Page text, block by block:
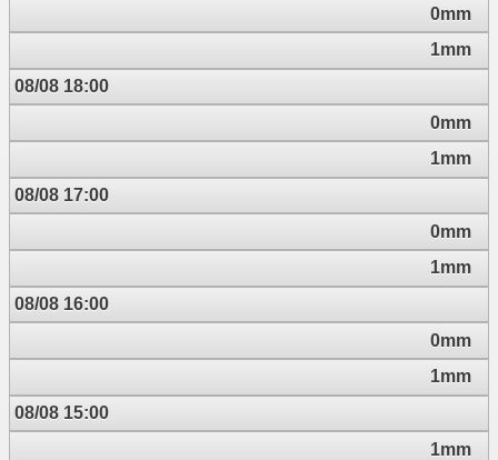
0mm
1mm
08/08 18:00
0mm
1mm
08/08 17:00
0mm
1mm
08/08 16:00
0mm
1mm
08/08 15:00
1mm